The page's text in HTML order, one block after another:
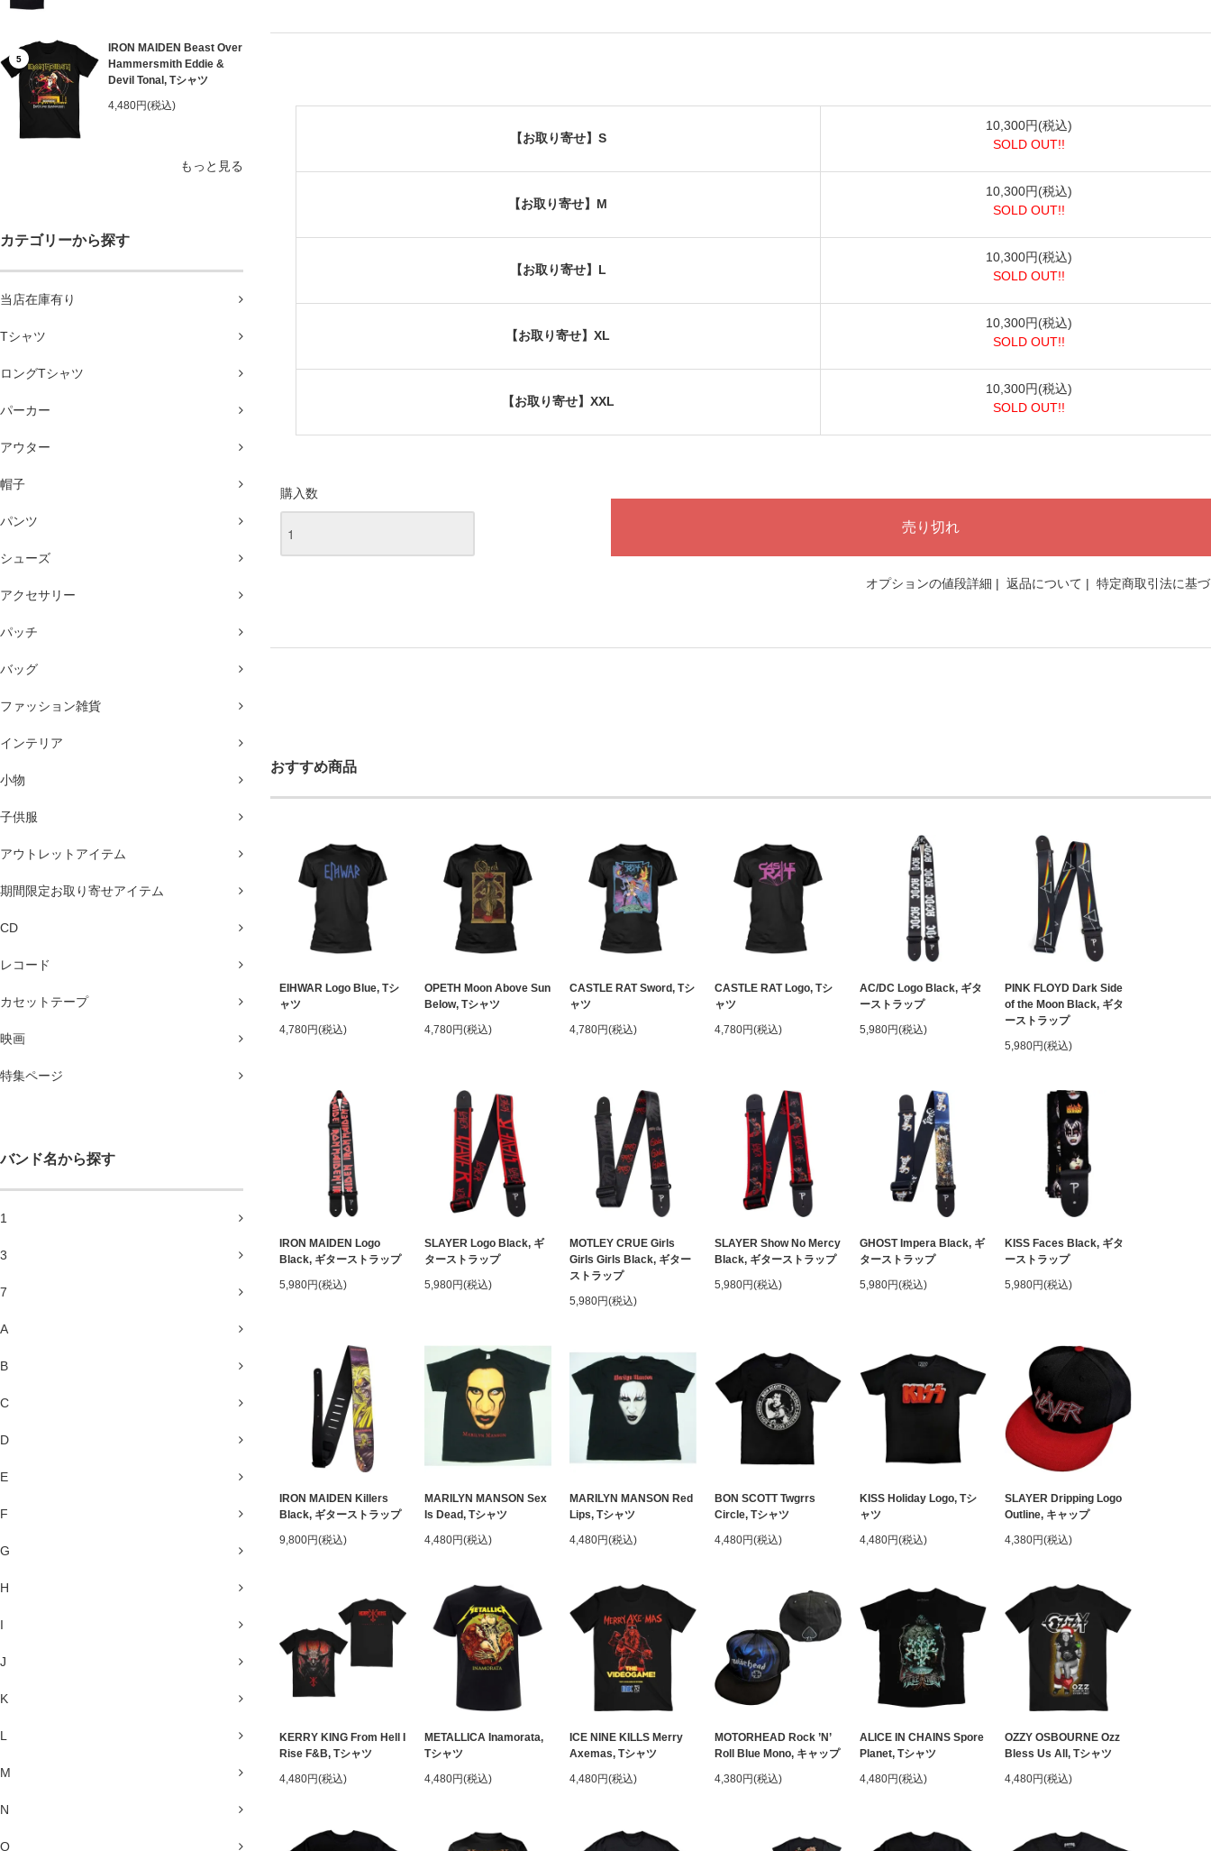
5
IRON MAIDEN Beast Over
Hammersmith Eddie &
Devil Tonal, Tシャツ
4,480円(税込)
もっと見る
カテゴリーから探す
当店在庫有り
Tシャツ
ロングTシャツ
パーカー
アウター
帽子
パンツ
シューズ
アクセサリー
パッチ
バッグ
ファッション雑貨
インテリア
小物
子供服
アウトレットアイテム
期間限定お取り寄せアイテム
CD
レコード
カセットテープ
映画
特集ページ
バンド名から探す
1
3
7
A
B
C
D
E
F
G
H
I
J
K
L
M
N
O
【お取り寄せ】S
10,300円(税込)
SOLD OUT!!
【お取り寄せ】M
10,300円(税込)
SOLD OUT!!
【お取り寄せ】L
10,300円(税込)
SOLD OUT!!
【お取り寄せ】XL
10,300円(税込)
SOLD OUT!!
【お取り寄せ】XXL
10,300円(税込)
SOLD OUT!!
購入数
オプションの値段詳細 | 返品について | 特定商取引法に基
おすすめ商品
EIHWAR Logo Blue, Tシ
ャツ
4,780円(税込)
OPETH Moon Above Sun
Below, Tシャツ
4,780円(税込)
CASTLE RAT Sword, Tシ
ャツ
4,780円(税込)
CASTLE RAT Logo, Tシ
ャツ
4,780円(税込)
AC/DC Logo Black, ギタ
ーストラップ
5,980円(税込)
PINK FLOYD Dark Side
of the Moon Black, ギタ
ーストラップ
5,980円(税込)
IRON MAIDEN Logo
Black, ギターストラップ
5,980円(税込)
SLAYER Logo Black, ギ
ターストラップ
5,980円(税込)
MOTLEY CRUE Girls
Girls Girls Black, ギター
ストラップ
5,980円(税込)
SLAYER Show No Mercy
Black, ギターストラップ
5,980円(税込)
GHOST Impera Black, ギ
ターストラップ
5,980円(税込)
KISS Faces Black, ギタ
ーストラップ
5,980円(税込)
IRON MAIDEN Killers
Black, ギターストラップ
9,800円(税込)
MARILYN MANSON Sex
Is Dead, Tシャツ
4,480円(税込)
MARILYN MANSON Red
Lips, Tシャツ
4,480円(税込)
BON SCOTT Twgrrs
Circle, Tシャツ
4,480円(税込)
KISS Holiday Logo, Tシ
ャツ
4,480円(税込)
SLAYER Dripping Logo
Outline, キャップ
4,380円(税込)
KERRY KING From Hell I
Rise F&B, Tシャツ
4,480円(税込)
METALLICA Inamorata,
Tシャツ
4,480円(税込)
ICE NINE KILLS Merry
Axemas, Tシャツ
4,480円(税込)
MOTORHEAD Rock ’N’
Roll Blue Mono, キャップ
4,380円(税込)
ALICE IN CHAINS Spore
Planet, Tシャツ
4,480円(税込)
OZZY OSBOURNE Ozz
Bless Us All, Tシャツ
4,480円(税込)